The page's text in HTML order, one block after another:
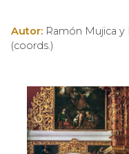
Autor: Ramón Mujica y
(coords.)